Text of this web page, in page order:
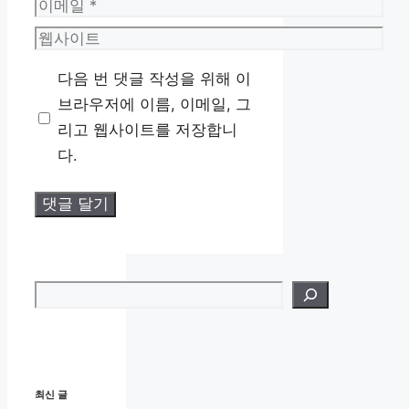
이
메
웹
트
다음 번 댓글 작성을 위해 이
브라우저에 이름, 이메일, 그
리고 웹사이트를 저장합니
다.
최신 글